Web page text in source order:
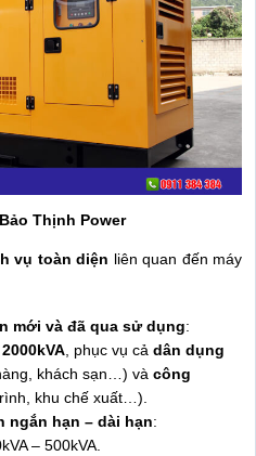
Thịnh Power
vụ toàn diện liên quan đến máy
mới và đã qua sử dụng:
, phục vụ cả dân dụng
khách sạn…) và công
khu chế xuất…).
ngắn hạn – dài hạn:
– 500kVA.